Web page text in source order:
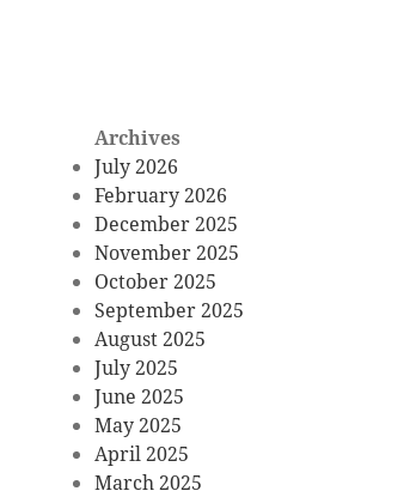
Archives
July 2026
February 2026
December 2025
November 2025
October 2025
September 2025
August 2025
July 2025
June 2025
May 2025
April 2025
March 2025